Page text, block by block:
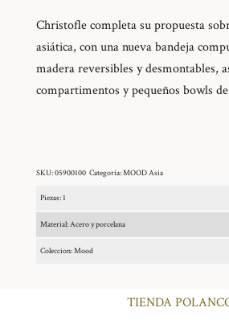
Christofle completa su propuesta
asiática, con una nueva bandeja
madera reversibles y desmontables,
compartimentos y pequeños bowls
SKU:05900100 Categoría:MOOD Asia
Piezas: 1
Material: Acero y porcelana
Coleccion: Mood
TIENDA